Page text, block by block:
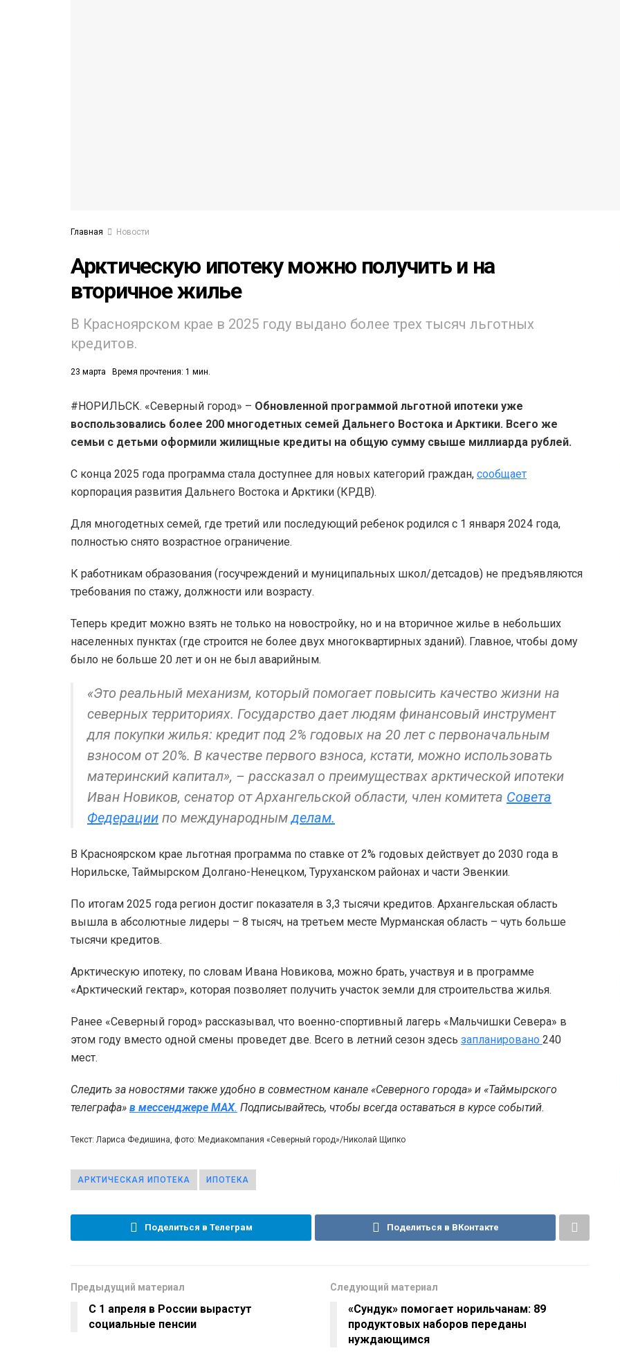
Главная Новости
Арктическую ипотеку можно получить и на
вторичное жилье
В Красноярском крае в 2025 году выдано более трех тысяч льготных
кредитов.
23 марта Время прочтения: 1 мин.
#НОРИЛЬСК. «Северный город» – Обновленной программой льготной ипотеки уже
воспользовались более 200 многодетных семей Дальнего Востока и Арктики. Всего же
семьи с детьми оформили жилищные кредиты на общую сумму свыше миллиарда рублей.
С конца 2025 года программа стала доступнее для новых категорий граждан, сообщает
корпорация развития Дальнего Востока и Арктики (КРДВ).
Для многодетных семей, где третий или последующий ребенок родился с 1 января 2024 года,
полностью снято возрастное ограничение.
К работникам образования (госучреждений и муниципальных школ/детсадов) не предъявляются
требования по стажу, должности или возрасту.
Теперь кредит можно взять не только на новостройку, но и на вторичное жилье в небольших
населенных пунктах (где строится не более двух многоквартирных зданий). Главное, чтобы дому
было не больше 20 лет и он не был аварийным.
«Это реальный механизм, который помогает повысить качество жизни на
северных территориях. Государство дает людям финансовый инструмент
для покупки жилья: кредит под 2% годовых на 20 лет с первоначальным
взносом от 20%. В качестве первого взноса, кстати, можно использовать
материнский капитал», – рассказал о преимуществах арктической ипотеки
Иван Новиков, сенатор от Архангельской области, член комитета Совета
Федерации по международнымделам.
В Красноярском крае льготная программа по ставке от 2% годовых действует до 2030 года в
Норильске, Таймырском Долгано-Ненецком, Туруханском районах и части Эвенкии.
По итогам 2025 года регион достиг показателя в 3,3 тысячи кредитов. Архангельская область
вышла в абсолютные лидеры – 8 тысяч, на третьем месте Мурманская область – чуть больше
тысячи кредитов.
Арктическую ипотеку, по словам Ивана Новикова, можно брать, участвуя и в программе
«Арктический гектар», которая позволяет получить участок земли для строительства жилья.
Ранее «Северный город» рассказывал, что военно-спортивный лагерь «Мальчишки Севера» в
этом году вместо одной смены проведет две. Всего в летний сезон здесь запланировано 240
мест.
Следить за новостями также удобно в совместном канале «Северного города» и «Таймырского
телеграфа» в мессенджере MAX. Подписывайтесь, чтобы всегда оставаться в курсе событий.
Текст: Лариса Федишина, фото: Медиакомпания «Северный город»/Николай Щипко
АРКТИЧЕСКАЯ ИПОТЕКА ИПОТЕКА
Поделиться в Телеграм Поделиться в ВКонтакте
Предыдущий материал
С 1 апреля в России вырастут
социальные пенсии
Следующий материал
«Сундук» помогает норильчанам: 89
продуктовых наборов переданы
нуждающимся